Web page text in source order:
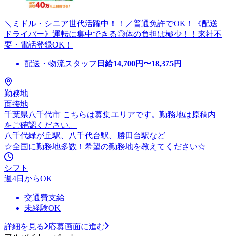
＼ミドル・シニア世代活躍中！！／普通免許でOK！《配送
ドライバー》運転に集中できる◎体の負担は極少！！来社不
要・電話登録OK！
配送・物流スタッフ 日給14,700円〜18,375円
勤務地
面接地
千葉県八千代市 こちらは募集エリアです。勤務地は原稿内
をご確認ください。
八千代緑が丘駅、八千代台駅、勝田台駅など
☆全国に勤務地多数！希望の勤務地を教えてください☆
シフト
週4日からOK
交通費支給
未経験OK
詳細を見る
応募画面に進む